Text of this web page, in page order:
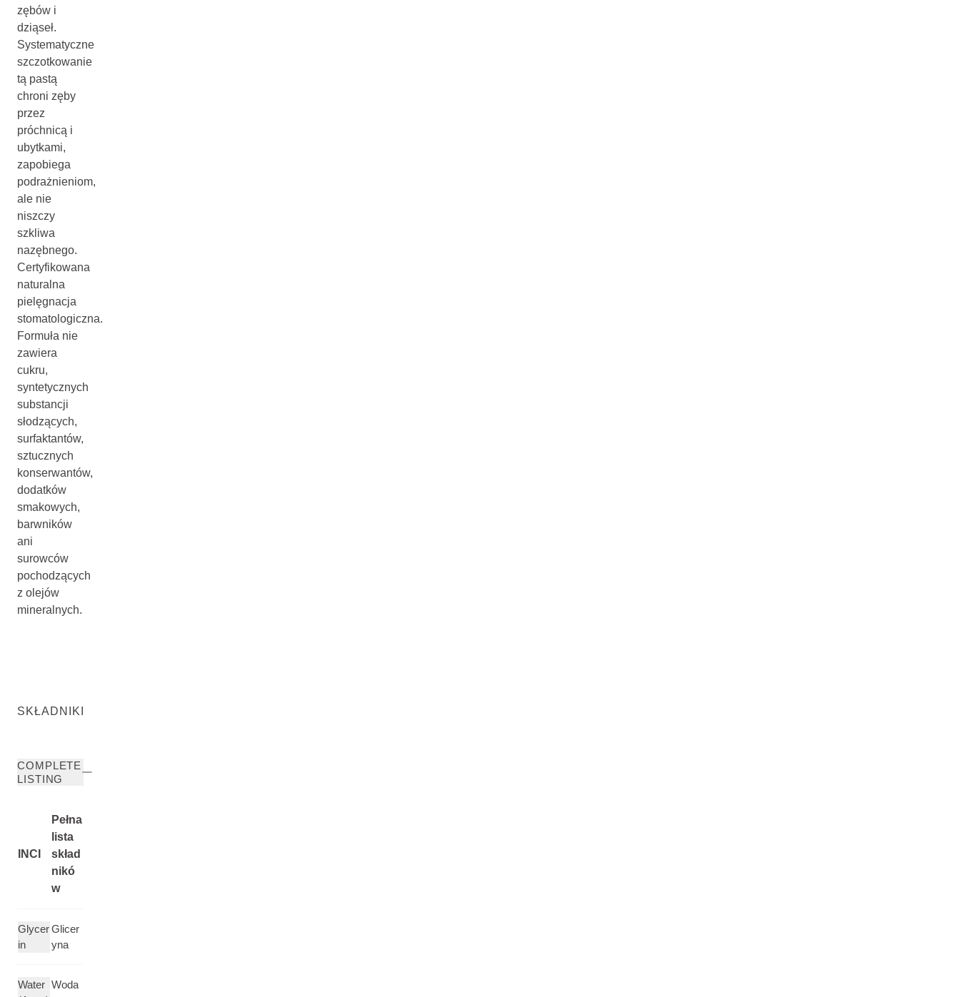
zębów i
dziąseł.
Systematyczne
szczotkowanie
tą pastą
chroni zęby
przez
próchnicą i
ubytkami,
zapobiega
podrażnieniom,
ale nie
niszczy
szkliwa
nazębnego.
Certyfikowana
naturalna
pielęgnacja
stomatologiczna.
Formuła nie
zawiera
cukru,
syntetycznych
substancji
słodzących,
surfaktantów,
sztucznych
konserwantów,
dodatków
smakowych,
barwników
ani
surowców
pochodzących
z olejów
mineralnych.
SKŁADNIKI
COMPLETE
LISTING
INCI
Pełna
lista
skład
nikó
w
Glycer
in
Glicer
yna
Water Woda